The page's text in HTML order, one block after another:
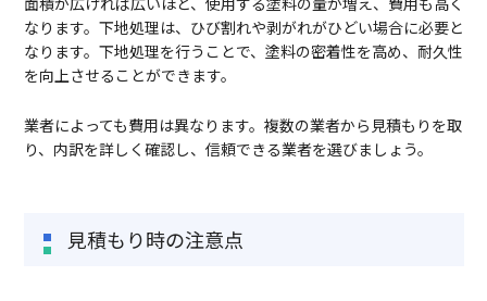
なります。下地処理は、ひび割れや剥がれがひどい場合に必要と
なります。下地処理を行うことで、塗料の密着性を高め、耐久性
を向上させることができます。
業者によっても費用は異なります。複数の業者から見積もりを取
り、内訳を詳しく確認し、信頼できる業者を選びましょう。
見積もり時の注意点